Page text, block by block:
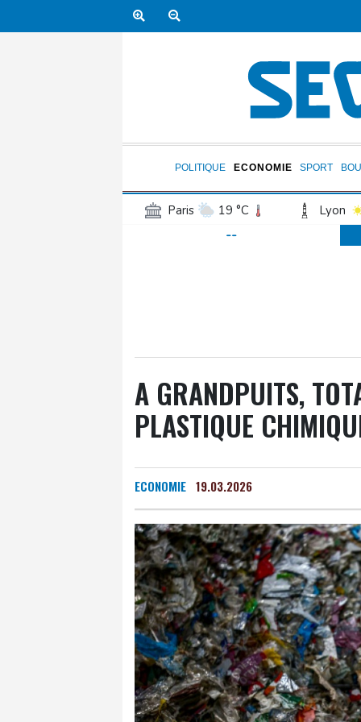
POLITIQUE ECONOMIE SPORT
Paris 19 °C Lyon
Luxembourg
--
A GRANDPUITS,
PLASTIQUE
ECONOMIE 19.03.2026